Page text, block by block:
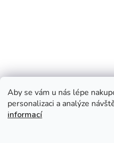
Aby se vám u nás lépe
personalizaci a analýze
informací